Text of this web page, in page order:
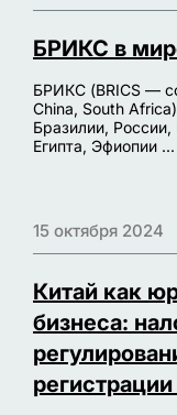
БРИКС в
БРИКС (BRICS —
China, South
Бразилии,
Египта, Эфиопии ...
15 октября 2024
Китай как
бизнеса: